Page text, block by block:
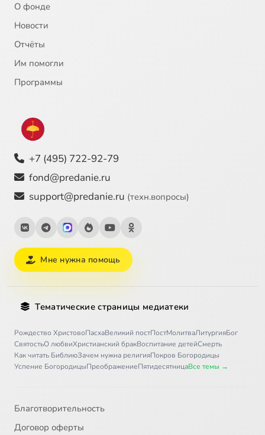
О фонде
Новости
Отчёты
Им помогли
Программы
+7 (495) 722-92-79
fond@predanie.ru
support@predanie.ru (техн.вопросы)
Мне нужна помощь
Тематические страницы медиатеки
Рождество ХристовоПасхаВеликий постПостМолитваЛитургияБог
СвятостьО любвиХристианский бракВоспитание детейСмерть
Как читать БиблиюЗачем нужна религияПокров Богородицы
Успение БогородицыПреображениеПятидесятницаВсе темы →
Благотворительность
Договор оферты